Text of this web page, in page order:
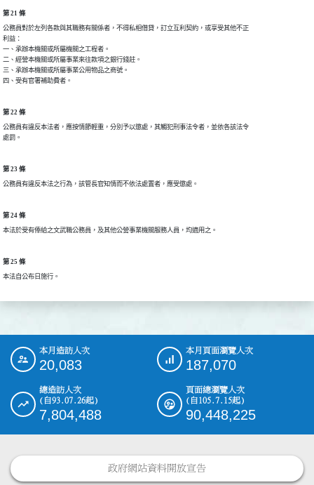
第 21 條
公務員對於左列各款與其職務有關係者，不得私相借貸，訂立互利契約，或享受其他不正
利益：
一、承辦本機關或所屬機關之工程者。
二、經營本機關或所屬事業來往款項之銀行錢莊。
三、承辦本機關或所屬事業公用物品之商號。
第 22 條
公務員有違反本法者，應按情節輕重，分別予以懲處，其觸犯刑事法令者，並依各該法令
第 23 條
第 24 條
第 25 條
::: 本月造訪人次
20,083
本月頁面瀏覽人次
187,070
總造訪人次
(自93.07.26起)
7,804,488
頁面總瀏覽人次
(自105.7.15起)
90,448,225
政府網站資料開放宣告